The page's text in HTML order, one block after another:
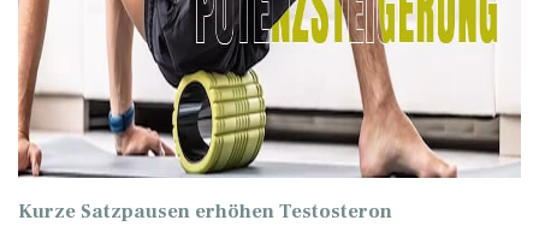
Kurze Satzpausen erhöhen Testosteron